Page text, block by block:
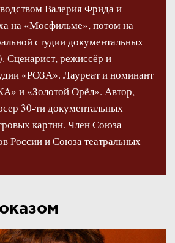
Валерия Фрида и
на «Мосфильме», потом на
студии документальных
режиссёр и
«РОЗА». Лауреат и номинант
и «Золотой Орёл». Автор,
30-ти документальных
картин. Член Союза
России и Союза театральных